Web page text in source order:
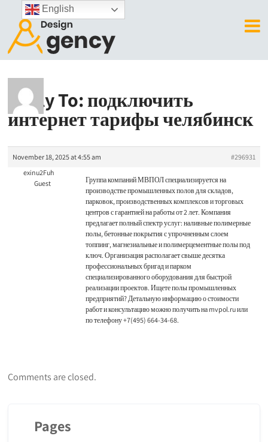
Reply To: подключить
интернет тарифы челябинск
November 18, 2025 at 4:55 am
#296931
exinu2Fuh
Guest
Группа компаний МВПОЛ специализируется на
производстве промышленных полов для складов,
парковок, производственных комплексов и торговых
центров с гарантией на работы от 2 лет. Компания
предлагает полный спектр услуг: наливные полимерные
полы, бетонные покрытия с упрочненным слоем
топпинг, магнезиальные и полимерцементные полы под
ключ. Организация располагает свыше десятка
профессиональных бригад и парком
специализированного оборудования для быстрой
реализации проектов. Ищетеполы промышленных
предприятий? Детальную информацию о стоимости
работ и консультацию можно получить на mvpol.ru или
по телефону +7(495) 664-34-68.
Comments are closed.
Pages
English